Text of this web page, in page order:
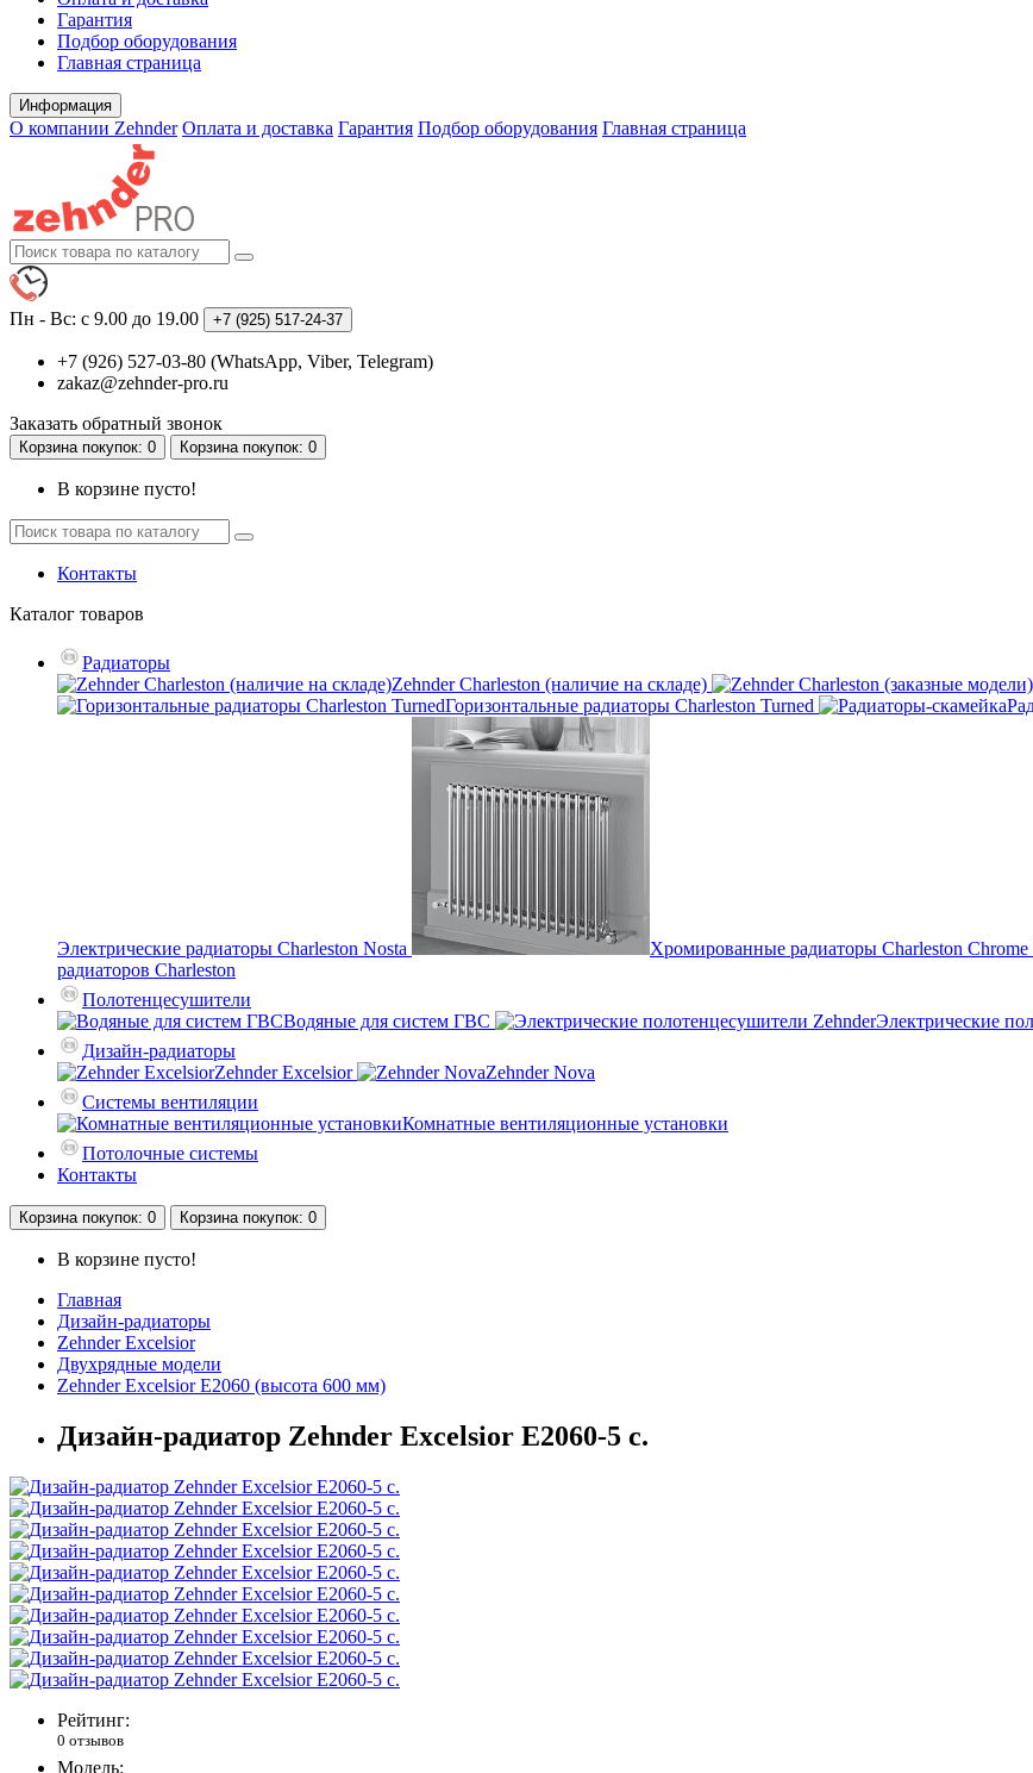
Гарантия
Подбор оборудования
Главная страница
Информация
О компании Zehnder Оплата и доставка Гарантия Подбор оборудования Главная страница
Пн - Вс: с 9.00 до 19.00 +7 (925) 517-24-37
+7 (926) 527-03-80 (WhatsApp, Viber, Telegram)
zakaz@zehnder-pro.ru
Заказать обратный звонок
Корзинапокупок: 0 Корзинапокупок: 0
В корзине пусто!
Контакты
Каталог товаров
Радиаторы
Zehnder Charleston (наличие на складе)
Горизонтальные радиаторы Charleston Turned
Электрические радиаторы Charleston Nosta Хромированные радиаторы Charleston Chrome
радиаторов Charleston
Полотенцесушители
Водяные для систем ГВС
Электрические
Дизайн-радиаторы
Zehnder Excelsior
Zehnder Nova
Системы вентиляции
Комнатные вентиляционные установки
Потолочные системы
Контакты
Корзинапокупок: 0 Корзинапокупок: 0
В корзине пусто!
Главная
Дизайн-радиаторы
Zehnder Excelsior
Двухрядные модели
Zehnder Excelsior E2060 (высота 600 мм)
Дизайн-радиатор Zehnder Excelsior E2060-5 с.
Рейтинг:
0 отзывов
Модель: